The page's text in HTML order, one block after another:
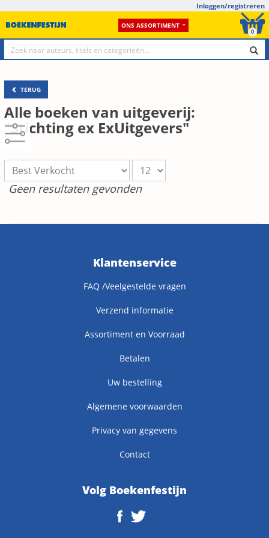
Inloggen/registreren
ONS ASSORTIMENT
0
TERUG
Alle boeken van uitgeverij:
"Stichting ex ExUitgevers"
Geen resultaten gevonden
Klantenservice
FAQ /Veelgestelde vragen
Verzend informatie
Assortiment en Voorraad
Betalen
Uw bestelling
Algemene voorwaarden
Privacy van gegevens
Contact
Volg Boekenfestijn